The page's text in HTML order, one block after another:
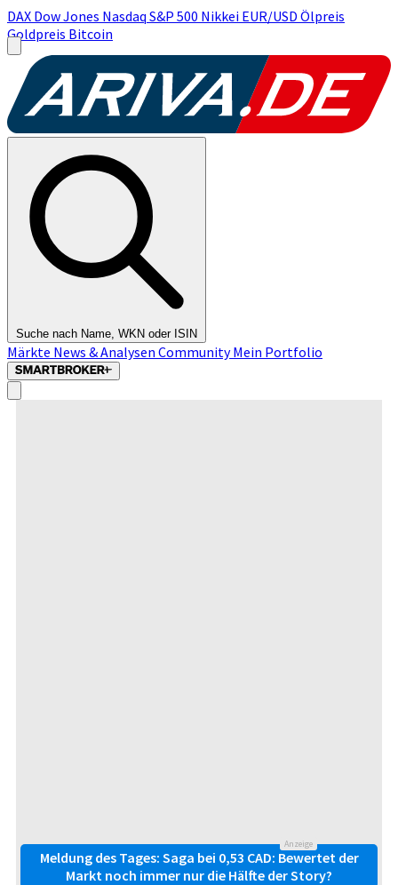
DAX Dow Jones Nasdaq S&P 500 Nikkei EUR/USD Ölpreis
Goldpreis Bitcoin
Suche nach Name, WKN oder ISIN
Märkte News & Analysen CommunityMein Portfolio
Anzeige
Meldung des Tages: Saga bei 0,53 CAD: Bewertet der
Markt noch immer nur die Hälfte der Story?